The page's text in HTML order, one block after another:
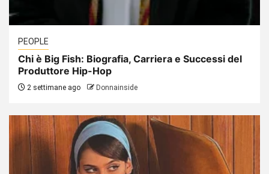
PEOPLE
Chi è Big Fish: Biografia, Carriera e Successi del
Produttore Hip-Hop
2 settimane ago Donnainside